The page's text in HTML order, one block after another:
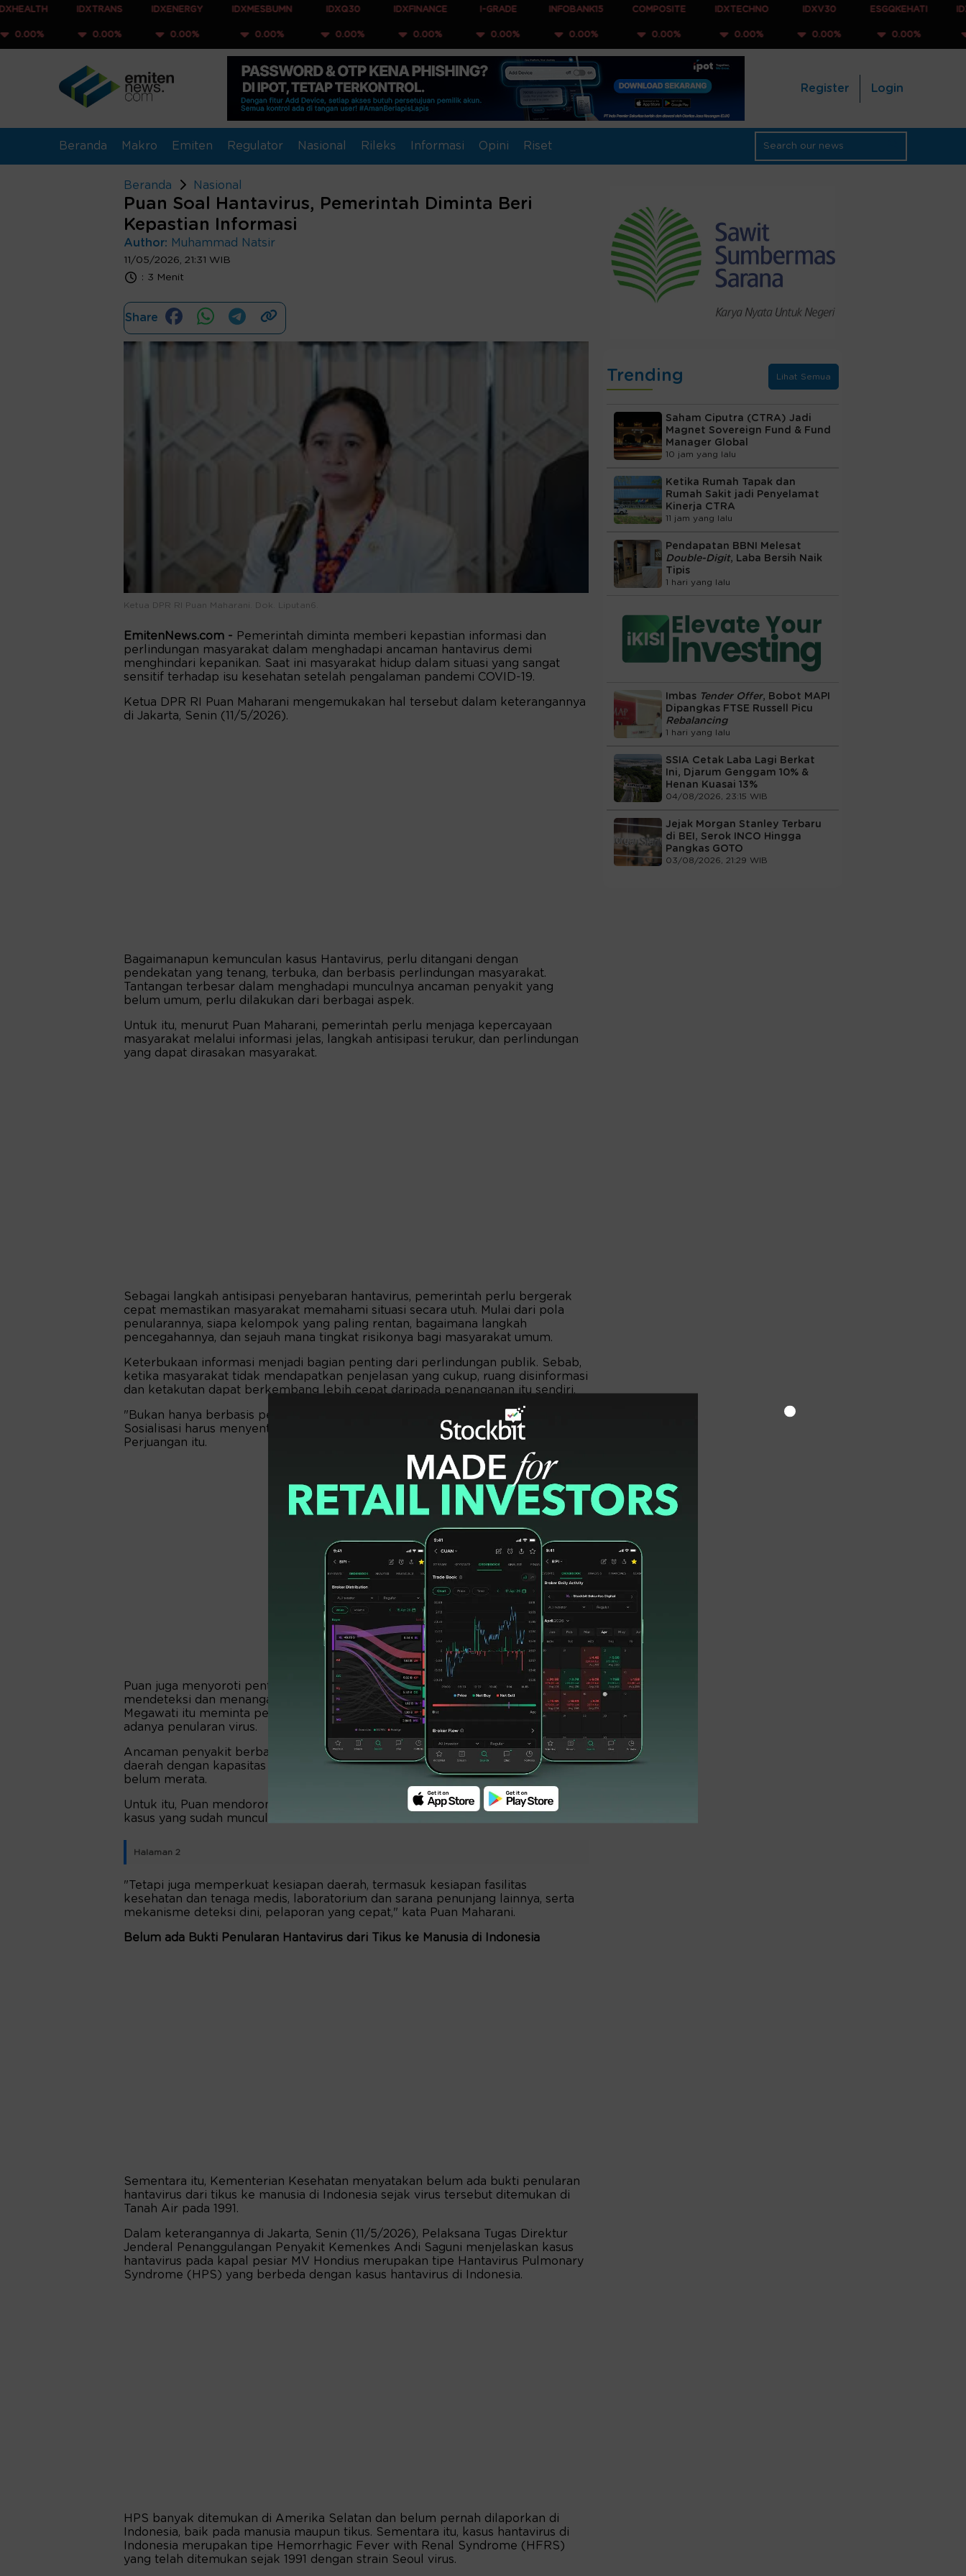
IDXTRANS
0.00%
IDXENERGY
0.00%
IDXMESBUMN IDXQ30
0.00%
IDXFINANCE
0.00%
I-GRADE
0.00%
INFOBANK15
0.00%
COMPOSITE
0.00%
IDXTECHNO
0.00%
IDXV30
0.00%
ESGQKEHATI
0.00%
IDXNONCYC
0.00%
Register Login
Beranda Makro Emiten Regulator Nasional Rileks Informasi Opini Riset
Beranda Nasional
Puan Soal Hantavirus, Pemerintah Diminta Beri
Kepastian Informasi
Author: Muhammad Natsir
11/05/2026, 21:31 WIB
: 3 Menit
Share
Ketua DPR RI Puan Maharani. Dok. Liputan6.
EmitenNews.com - Pemerintah diminta memberi kepastian informasi dan
perlindungan masyarakat dalam menghadapi ancaman hantavirus demi
menghindari kepanikan. Saat ini masyarakat hidup dalam situasi yang sangat
sensitif terhadap isu kesehatan setelah pengalaman pandemi COVID-19.
Ketua DPR RI Puan Maharani mengemukakan hal tersebut dalam keterangannya
di Jakarta, Senin (11/5/2026).
Bagaimanapun kemunculan kasus Hantavirus, perlu ditangani dengan
pendekatan yang tenang, terbuka, dan berbasis perlindungan masyarakat.
Tantangan terbesar dalam menghadapi munculnya ancaman penyakit yang
belum umum, perlu dilakukan dari berbagai aspek.
Untuk itu, menurut Puan Maharani, pemerintah perlu menjaga kepercayaan
masyarakat melalui informasi jelas, langkah antisipasi terukur, dan perlindungan
yang dapat dirasakan masyarakat.
Sebagai langkah antisipasi penyebaran hantavirus, pemerintah perlu bergerak
cepat memastikan masyarakat memahami situasi secara utuh. Mulai dari pola
penularannya, siapa kelompok yang paling rentan, bagaimana langkah
pencegahannya, dan sejauh mana tingkat risikonya bagi masyarakat umum.
Keterbukaan informasi menjadi bagian penting dari perlindungan publik. Sebab,
ketika masyarakat tidak mendapatkan penjelasan yang cukup, ruang disinformasi
dan ketakutan dapat berkembang lebih cepat daripada penanganan itu sendiri.
"Bukan hanya berbasis penjelasan teknis yang sulit diakses publik luas.
Sosialisasi harus menyentuh langsung akar rumput," kata Ketua DPP PDI
Perjuangan itu.
Puan juga menyoroti pentingnya kesiapan layanan kesehatan daerah dalam
mendeteksi dan menangani penyakit secara cepat. Putri Presiden ke-5 RI
Megawati itu meminta pemerintah memperkuat pengawasan untuk mencegah
adanya penularan virus.
Ancaman penyakit berbasis lingkungan sering kali pertama kali muncul di
daerah dengan kapasitas layanan kesehatan dan pengawasan lingkungan yang
belum merata.
Untuk itu, Puan mendorong agar pemerintah tidak hanya fokus pada penanganan
kasus yang sudah muncul.
Halaman 2
"Tetapi juga memperkuat kesiapan daerah, termasuk kesiapan fasilitas
kesehatan dan tenaga medis, laboratorium dan sarana penunjang lainnya, serta
mekanisme deteksi dini, pelaporan yang cepat," kata Puan Maharani.
Belum ada Bukti Penularan Hantavirus dari Tikus ke Manusia di Indonesia
Sementara itu, Kementerian Kesehatan menyatakan belum ada bukti penularan
hantavirus dari tikus ke manusia di Indonesia sejak virus tersebut ditemukan di
Tanah Air pada 1991.
Dalam keterangannya di Jakarta, Senin (11/5/2026), Pelaksana Tugas Direktur
Jenderal Penanggulangan Penyakit Kemenkes Andi Saguni menjelaskan kasus
hantavirus pada kapal pesiar MV Hondius merupakan tipe Hantavirus Pulmonary
Syndrome (HPS) yang berbeda dengan kasus hantavirus di Indonesia.
HPS banyak ditemukan di Amerika Selatan dan belum pernah dilaporkan di
Indonesia, baik pada manusia maupun tikus. Sementara itu, kasus hantavirus di
Indonesia merupakan tipe Hemorrhagic Fever with Renal Syndrome (HFRS)
yang telah ditemukan sejak 1991 dengan strain Seoul virus.
Trending Lihat Semua
Saham Ciputra (CTRA) Jadi
Magnet Sovereign Fund & Fund
Manager Global
10 jam yang lalu
Ketika Rumah Tapak dan
Rumah Sakit jadi Penyelamat
Kinerja CTRA
11 jam yang lalu
Pendapatan BBNI Melesat
Double-Digit, Laba Bersih Naik
Tipis
1 hari yang lalu
Imbas Tender Offer, Bobot MAPI
Dipangkas FTSE Russell Picu
Rebalancing
1 hari yang lalu
SSIA Cetak Laba Lagi Berkat
Ini, Djarum Genggam 10% &
Henan Kuasai 13%
04/08/2026, 23:15 WIB
Jejak Morgan Stanley Terbaru
di BEI, Serok INCO Hingga
Pangkas GOTO
03/08/2026, 21:29 WIB